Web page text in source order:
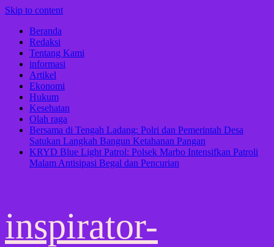
Skip to content
Beranda
Redaksi
Tentang Kami
informasi
Artikel
Ekonomi
Hukum
Kesehatan
Olah raga
Bersama di Tengah Ladang: Polri dan Pemerintah Desa
Satukan Langkah Bangun Ketahanan Pangan
KRYD Blue Light Patrol: Polsek Marbo Intensifkan Patroli
Malam Antisipasi Begal dan Pencurian
inspirator-